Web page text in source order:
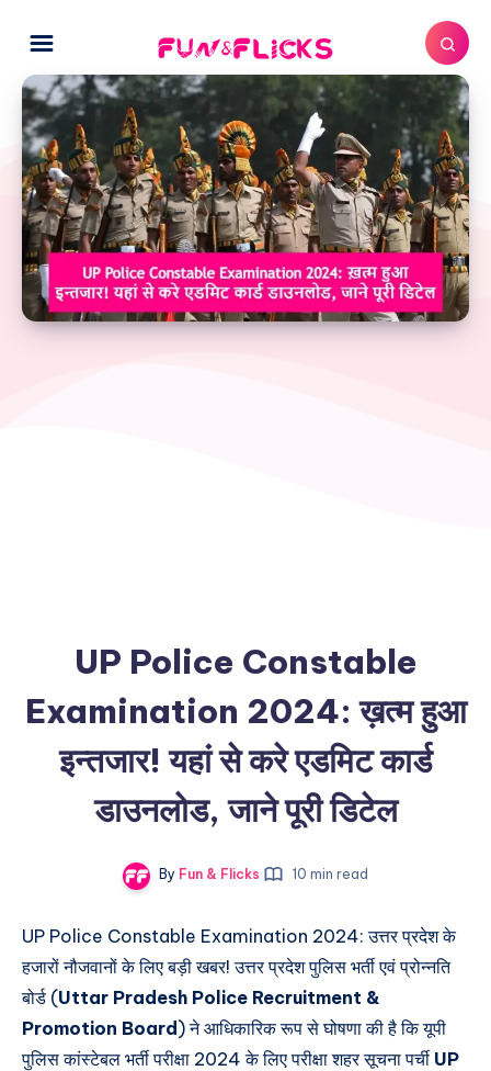
UP Police Constable
Examination 2024: ख़त्म हुआ
इन्तजार! यहां से करे एडमिट कार्ड
डाउनलोड, जाने पूरी डिटेल
By Fun & Flicks 10 min read
UP Police Constable Examination 2024: उत्तर प्रदेश के
हजारों नौजवानों के लिए बड़ी खबर! उत्तर प्रदेश पुलिस भर्ती एवं प्रोन्नति
बोर्ड (Uttar Pradesh Police Recruitment &
Promotion Board) ने आधिकारिक रूप से घोषणा की है कि यूपी
पुलिस कांस्टेबल भर्ती परीक्षा 2024 के लिए परीक्षा शहर सूचना पर्ची UP